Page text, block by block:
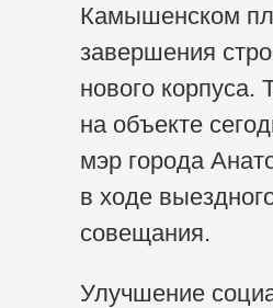
Камышенском
завершения
нового корпуса.
на объекте
мэр города
в ходе
совещания.
Улучшение